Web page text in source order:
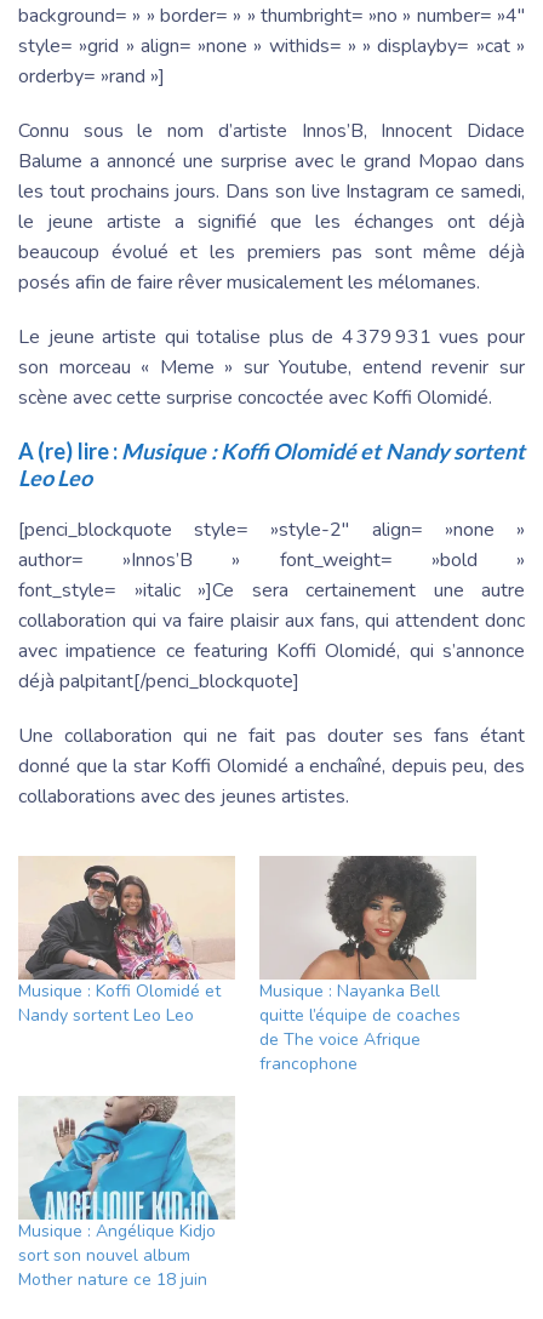
background= » » border= » » thumbright= »no » number= »4″
style= »grid » align= »none » withids= » » displayby= »cat »
orderby= »rand »]
Connu sous le nom d’artiste Innos’B, Innocent Didace
Balume a annoncé une surprise avec le grand Mopao dans
les tout prochains jours. Dans son live Instagram ce samedi,
le jeune artiste a signifié que les échanges ont déjà
beaucoup évolué et les premiers pas sont même déjà
posés afin de faire rêver musicalement les mélomanes.
Le jeune artiste qui totalise plus de 4 379 931 vues pour
son morceau « Meme » sur Youtube, entend revenir sur
scène avec cette surprise concoctée avec Koffi Olomidé.
A (re) lire :Musique : Koffi Olomidé et Nandy sortent
Leo Leo
[penci_blockquote style= »style-2″ align= »none »
author= »Innos’B » font_weight= »bold »
font_style= »italic »]Ce sera certainement une autre
collaboration qui va faire plaisir aux fans, qui attendent donc
avec impatience ce featuring Koffi Olomidé, qui s’annonce
déjà palpitant[/penci_blockquote]
Une collaboration qui ne fait pas douter ses fans étant
donné que la star Koffi Olomidé a enchaîné, depuis peu, des
collaborations avec des jeunes artistes.
Musique : Koffi Olomidé et
Nandy sortent Leo Leo
Musique : Nayanka Bell
quitte l’équipe de coaches
de The voice Afrique
francophone
Musique : Angélique Kidjo
sort son nouvel album
Mother nature ce 18 juin